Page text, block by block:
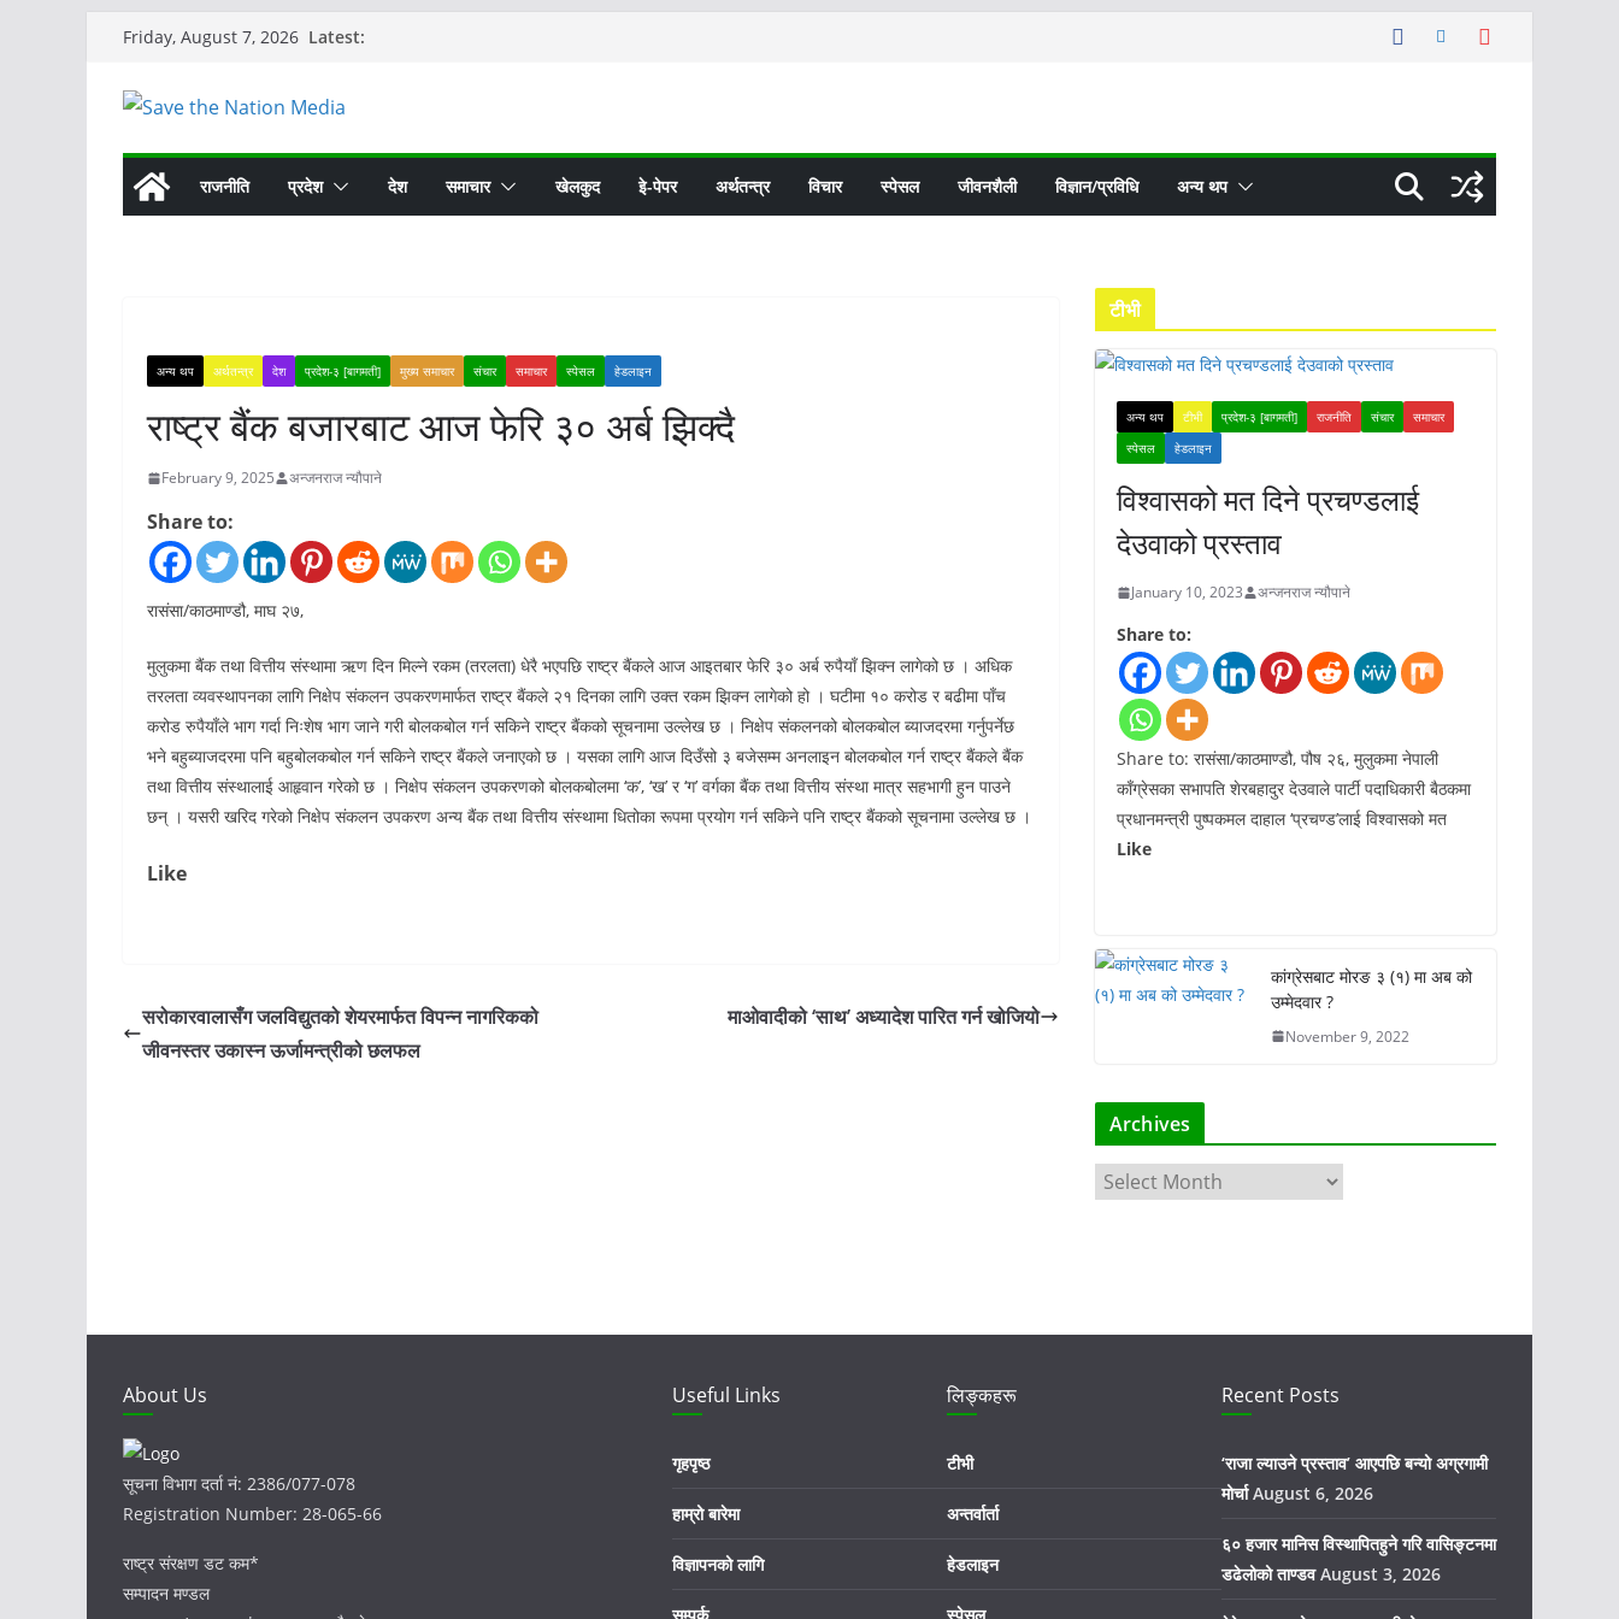
content
Friday, August 7, 2026 Latest:
राजनीति प्रदेश देश समाचार खेलकुद इे-पेपर अर्थतन्त्र विचार स्पेसल जीवनशैली विज्ञान/प्रविधि अन्य थप
अन्य थप अर्थतन्त्र देश प्रदेश-३ [बागमती] मुख्य समाचार संचार समाचार स्पेसल हेडलाइन
राष्ट्र बैंक बजारबाट आज फेरि ३० अर्ब झिक्दै
February 9, 2025 अन्जनराज न्यौपाने
Share to:
रासंसा/काठमाण्डौ, माघ २७,
मुलुकमा बैंक तथा वित्तीय संस्थामा ऋण दिन मिल्ने रकम (तरलता) धेरै भएपछि राष्ट्र बैंकले आज आइतबार फेरि ३० अर्ब रुपैयाँ झिक्न लागेको छ । अधिक
तरलता व्यवस्थापनका लागि निक्षेप संकलन उपकरणमार्फत राष्ट्र बैंकले २१ दिनका लागि उक्त रकम झिक्न लागेको हो । घटीमा १० करोड र बढीमा पाँच
करोड रुपैयाँले भाग गर्दा निःशेष भाग जाने गरी बोलकबोल गर्न सकिने राष्ट्र बैंकको सूचनामा उल्लेख छ । निक्षेप संकलनको बोलकबोल ब्याजदरमा गर्नुपर्नेछ
भने बहुब्याजदरमा पनि बहुबोलकबोल गर्न सकिने राष्ट्र बैंकले जनाएको छ । यसका लागि आज दिउँसो ३ बजेसम्म अनलाइन बोलकबोल गर्न राष्ट्र बैंकले बैंक
तथा वित्तीय संस्थालाई आहृवान गरेको छ । निक्षेप संकलन उपकरणको बोलकबोलमा ‘क’, ‘ख’ र ‘ग’ वर्गका बैंक तथा वित्तीय संस्था मात्र सहभागी हुन पाउने
छन् । यसरी खरिद गरेको निक्षेप संकलन उपकरण अन्य बैंक तथा वित्तीय संस्थामा धितोका रूपमा प्रयोग गर्न सकिने पनि राष्ट्र बैंकको सूचनामा उल्लेख छ ।
Like
सरोकारवालासँग जलविद्युतको शेयरमार्फत विपन्न नागरिकको
जीवनस्तर उकास्न ऊर्जामन्त्रीको छलफल
माओवादीको ‘साथ’ अध्यादेश पारित गर्न खोजियो
टीभी
अन्य थप टीभी प्रदेश-३ [बागमती] राजनीति संचार
समाचार
स्पेसल
हेडलाइन
विश्वासको मत दिने प्रचण्डलाई
देउवाको प्रस्ताव
January 10, 2023 अन्जनराज न्यौपाने
Share to:
Share to: रासंसा/काठमाण्डौ, पौष २६, मुलुकमा नेपाली
काँग्रेसका सभापति शेरबहादुर देउवाले पार्टी पदाधिकारी बैठकमा
प्रधानमन्त्री पुष्पकमल दाहाल ‘प्रचण्ड’लाई विश्वासको मत
Like
कांग्रेसबाट मोरङ ३ (१) मा अब को
उम्मेदवार ?
November 9, 2022
Archives
r
About Us
सूचना विभाग दर्ता नं: 2386/077-078
Registration Number: 28-065-66
राष्ट्र संरक्षण डट कम*
सम्पादन मण्डल
Useful Links
गृहपृष्ठ
हाम्रो बारेमा
विज्ञापनको लागि
लिङ्कहरू
टीभी
अन्तर्वार्ता
हेडलाइन
Recent Posts
‘राजा ल्याउने प्रस्ताव’ आएपछि बन्यो अग्रगामी
मोर्चा August 6, 2026
६० हजार मानिस विस्थापितहुने गरि वासिङ्टनमा
डढेलोको ताण्डव August 3, 2026